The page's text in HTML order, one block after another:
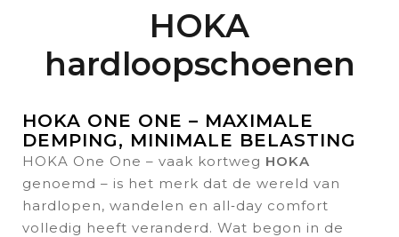
HOKA
hardloopschoenen
HOKA ONE ONE – MAXIMALE
DEMPING, MINIMALE BELASTING
HOKA One One – vaak kortweg HOKA
genoemd – is het merk dat de wereld van
hardlopen, wandelen en all‑day comfort
volledig heeft veranderd. Wat begon in de